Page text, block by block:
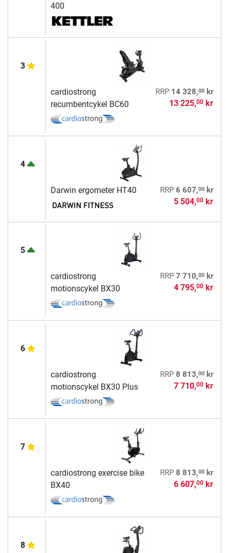
400
3
cardiostrong
recumbentcykel BC60
RRP 14 328,00kr
13 225,00kr
4
Darwin ergometer HT40 RRP 6 607,00kr
5 504,00kr
5
cardiostrong
motionscykel BX30
RRP 7 710,00kr
4 795,00kr
6
cardiostrong
motionscykel BX30 Plus
RRP 8 813,00kr
7 710,00kr
7
cardiostrong exercise bike
BX40
RRP 8 813,00kr
6 607,00kr
8